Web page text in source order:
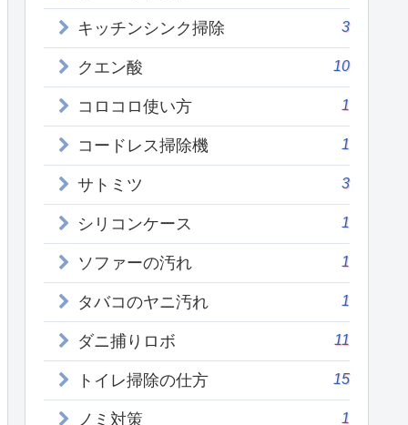
キッチンシンク掃除 3
クエン酸 10
コロコロ使い方 1
コードレス掃除機 1
サトミツ 3
シリコンケース 1
ソファーの汚れ 1
タバコのヤニ汚れ 1
ダニ捕りロボ 11
トイレ掃除の仕方 15
ノミ対策 1